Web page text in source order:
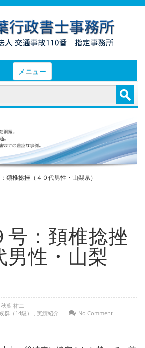
メニュー
実績（初回申請）
実績（異議申立）
事故外傷の教科書
皆様へ
せ
頚椎捻挫（４０代男性・山梨県）
号：頚椎捻挫
男性・山梨
葉 祐二
（14級）
, 実績紹介 No Comment